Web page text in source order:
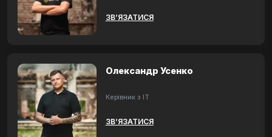
ЗВ’ЯЗАТИСЯ
Олександр Усенко
Керівник з ІТ
ЗВ’ЯЗАТИСЯ